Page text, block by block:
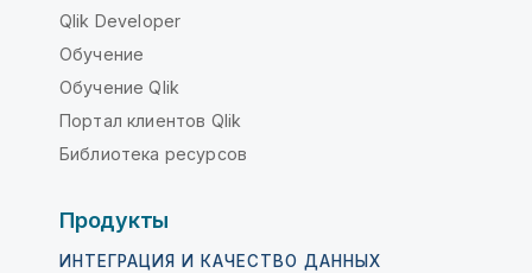
Qlik Developer
Обучение
Обучение Qlik
Портал клиентов Qlik
Библиотека ресурсов
Продукты
ИНТЕГРАЦИЯ И КАЧЕСТВО ДАННЫХ